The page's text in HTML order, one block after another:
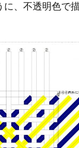
、不透明色で